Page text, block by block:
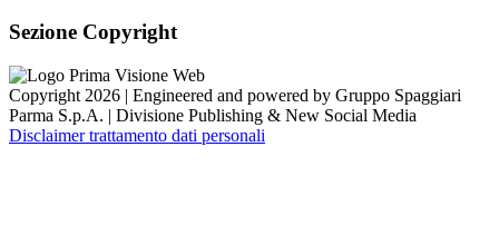
Sezione Copyright
Copyright 2026 | Engineered and powered by Gruppo Spaggiari
Parma S.p.A. | Divisione Publishing & New Social Media
Disclaimer trattamento dati personali